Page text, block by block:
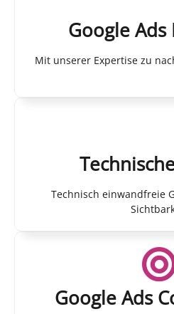
Google
Mit unserer Expertise zu
Technisch einwandfreie
Google Ads